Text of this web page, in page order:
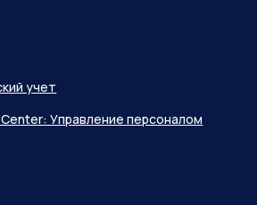
учет
Управление персоналом